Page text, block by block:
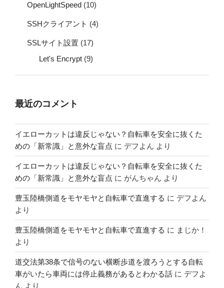
OpenLightSpeed (10)
SSHクライアント (4)
SSLサイト設置 (17)
Let's Encrypt (9)
最近のコメント
イエローカットは違反じゃない？自転車を安全に抜くた
めの「新常識」と意外な盲点 に デフよん より
イエローカットは違反じゃない？自転車を安全に抜くた
めの「新常識」と意外な盲点 に がんちゃん より
豊玉陸橋側道をモヤモヤと自転車で直進する に デフよん
より
豊玉陸橋側道をモヤモヤと自転車で直進する に まじか！
より
道交法第38条で信号のない横断歩道を渡ろうとする自転
車がいたら車両には停止義務があるとわかる話 に デフよ
ん より